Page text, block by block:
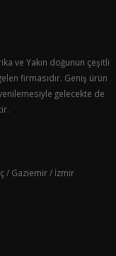
ve Yakın doğunun çeşitli
firmasıdır. Geniş ürün
gelecekte de
/ Gaziemir / İzmir